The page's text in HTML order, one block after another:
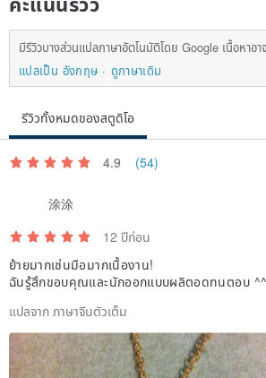
มีรีวิวบางส่วนแปลภาษาอัตโนมัติโดย Google เนื้อหาอา
แปลเป็น อังกฤษ
ดูภาษาเดิม
รีวิวทั้งหมดของสตูดิโอ
4.9 (54)
涂涂
12 ปีก่อน
ย้ายมากเช่นมือมากเนื้องาน!
ฉันรู้สึกขอบคุณและนักออกแบบผลิตอดทนตอบ ^^
แปลจาก ภาษาจีนตัวเต็ม